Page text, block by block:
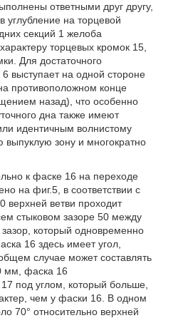
ответными друг другу,
углубление на торцевой
секций 1 желоба
торцевых кромок 15,
Для достаточного
выступает на одной стороне
противоположном конце
назад), что особенно
дна также имеют
идентичным волнистому
выпуклую зону и многократно
к фаске 16 на переходе
на фиг.5, в соответствии с
верхней ветви проходит
стыковом зазоре 50 между
который одновременно
16 здесь имеет угол,
случае может составлять
мм, фаска 16
под углом, который больше,
чем у фаски 16. В одном
70° относительно верхней